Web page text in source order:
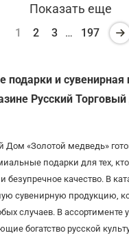
Показать еще
1 2 3 … 197
подарки и сувенирная
Русский
Дом «Золотой медведь»
подарки для тех,
безупречное качество. В
сувенирную продукцию,
случаев. В ассортименте
богатство русской